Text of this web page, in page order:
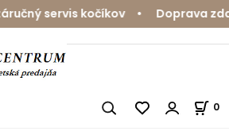
servis kočíkov • Doprava
0